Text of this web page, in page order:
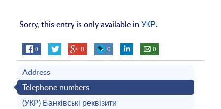
Sorry, this entry is only available inУКР.
0 0 0 0
Address
Telephone numbers
(УКР) Банківські реквізити